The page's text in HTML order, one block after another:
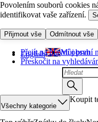
Povolením souborů cookies
identifikovat vaše zařízení.
Přijmout vše Odmítnout vše
Přejít na hlavní obsah
Přeskočit na
English Můj první
Všechny kategorie
Koupit